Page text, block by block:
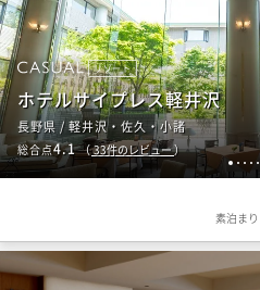
1 2 3 4 5
リゾート
ホテルサイプレス軽井沢
長野県 / 軽井沢・佐久・小諸
総合点4.1（33件のレビュー）
素泊まり